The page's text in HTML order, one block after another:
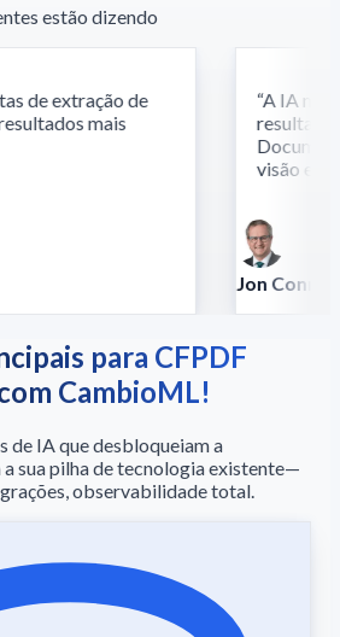
estão dizendo
de extração de
mais
A IA
resultados
visão e
Jon Conradt
para CFPDF
CambioML!
de IA que desbloqueiam a
sua pilha de tecnologia existente—
observabilidade total.